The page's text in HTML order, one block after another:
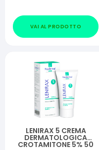
VAI AL PRODOTTO
LENIRAX 5 CREMA
DERMATOLOGICA
CROTAMITONE 5% 50